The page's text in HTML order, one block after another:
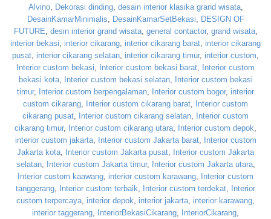
Alvino, Dekorasi dinding, desain interior klasika grand wisata,
DesainKamarMinimalis
DesainKamarSetBekasi
DESIGN OF
FUTURE desin interior grand wisata, general contactor, grand wisata,
interior bekasi
interior cikarang interior cikarang barat interior cikarang
pusat interior cikarang selatan interior cikarang timur, interior custom
Interior custom bekasi
Interior custom bekasi barat Interior custom
bekasi kota, Interior custom bekasi selatan, Interior custom bekasi
timur, Interior custom berpengalaman Interior custom bogor, interior
custom cikarang Interior custom cikarang barat Interior custom
cikarang pusat Interior custom cikarang selatan Interior custom
cikarang timur, Interior custom cikarang utara Interior custom depok
interior custom jakarta, Interior custom Jakarta barat, Interior custom
Jakarta kota Interior custom Jakarta pusat Interior custom Jakarta
selatan, Interior custom Jakarta timur, Interior custom Jakarta utara,
Interior custom kaawang interior custom karawang Interior custom
tanggerang Interior custom terbaik Interior custom terdekat Interior
custom terpercaya interior depok interior jakarta interior karawang
interior taggerang InteriorBekasiCikarang InteriorCikarang